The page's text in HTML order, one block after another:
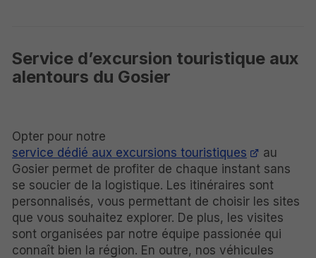
Service d’excursion touristique aux
alentours du Gosier
Opter pour notre
service dédié aux excursions touristiques
au
Gosier permet de profiter de chaque instant sans
se soucier de la logistique. Les itinéraires sont
personnalisés, vous permettant de choisir les sites
que vous souhaitez explorer. De plus, les visites
sont organisées par notre équipe passionée qui
connaît bien la région. En outre, nos véhicules